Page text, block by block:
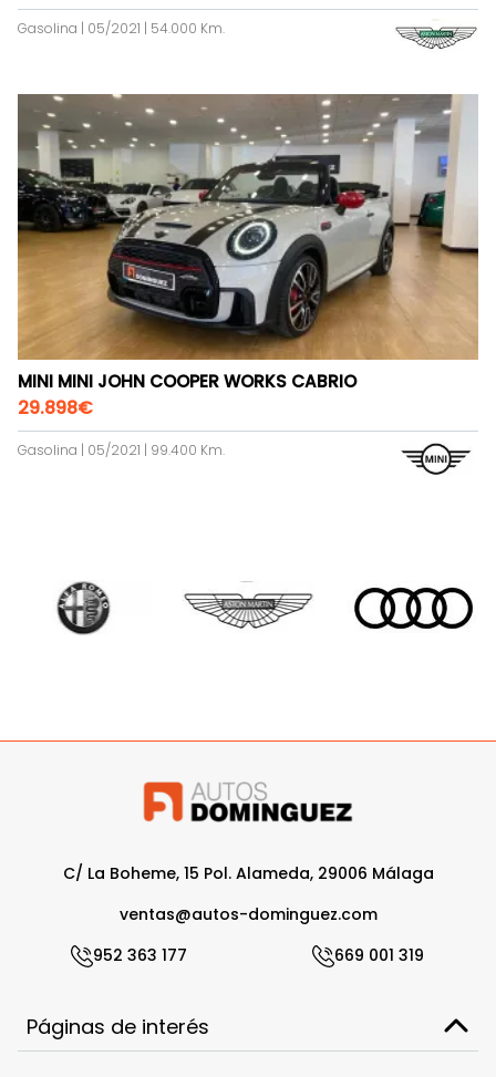
Gasolina | 05/2021 | 54.000 Km.
MINI MINI JOHN COOPER WORKS CABRIO
29.898€
Gasolina | 05/2021 | 99.400 Km.
C/ La Boheme, 15 Pol. Alameda, 29006 Málaga
ventas@autos-dominguez.com
952 363 177
669 001 319
Páginas de interés